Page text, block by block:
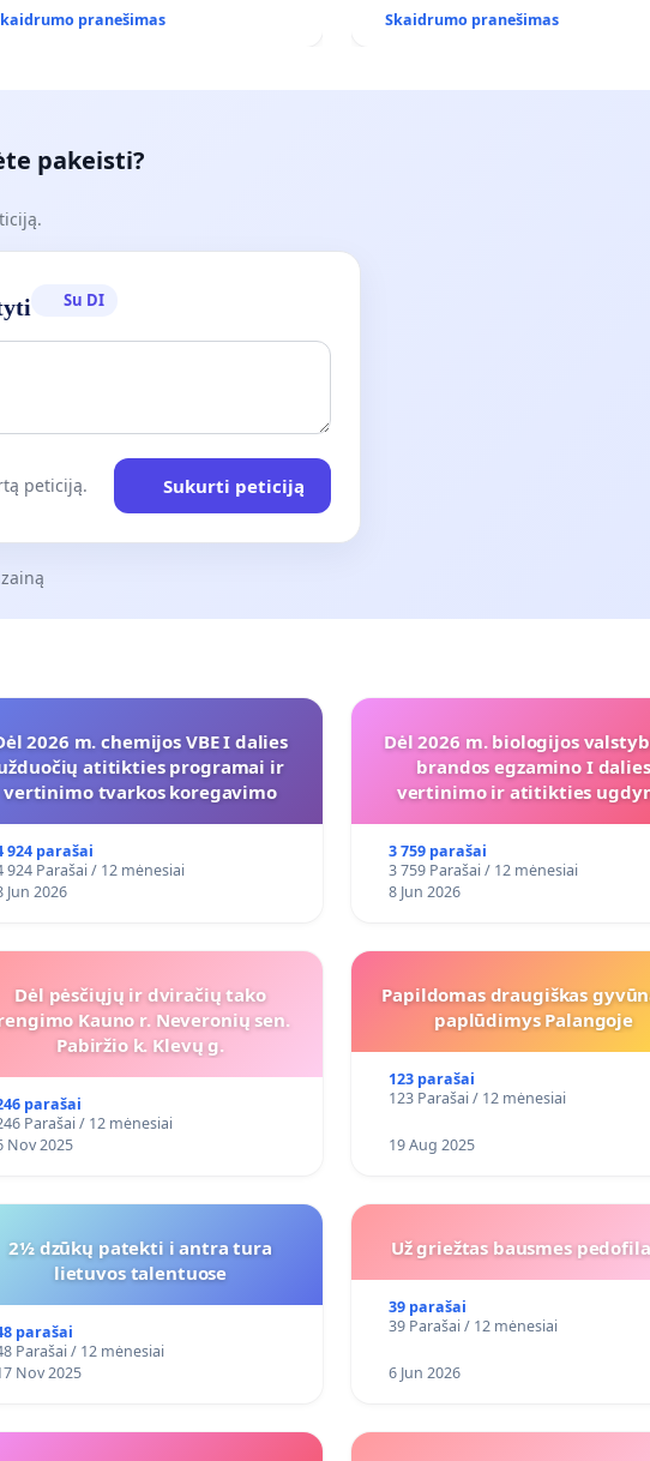
pranešimas
(IŠPIRKIMO) IR JO PRITAIKYMO
VIEŠAJAI ŽELDYNŲ FUNKCIJAI
Skaidrumo pranešimas
pakeisti?
Su DI
peticiją. Sukurti peticiją
2026 m. chemijos VBE I dalies
atitikties programai ir
vertinimo tvarkos koregavimo
924 parašai
924 Parašai / 12 mėnesiai
Jun 2026
Dėl 2026 m. biologijos
brandos egzamino I dalies
vertinimo ir atitikties
3 759 parašai
3 759 Parašai / 12 mėnesiai
8 Jun 2026
Dėl pėsčiųjų ir dviračių tako
Kauno r. Neveronių sen.
Pabiržio k. Klevų g.
parašai
Parašai / 12 mėnesiai
Nov 2025
Papildomas draugiškas
paplūdimys Palangoje
123 parašai
123 Parašai / 12 mėnesiai
19 Aug 2025
2½ dzūkų patekti i antra tura
lietuvos talentuose
parašai
Parašai / 12 mėnesiai
Nov 2025
Už griežtas bausmes
39 parašai
39 Parašai / 12 mėnesiai
6 Jun 2026